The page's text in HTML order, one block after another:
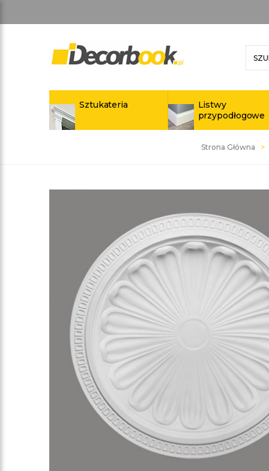
Sztukateria
Listwy
przypodłogowe
Strona Główna